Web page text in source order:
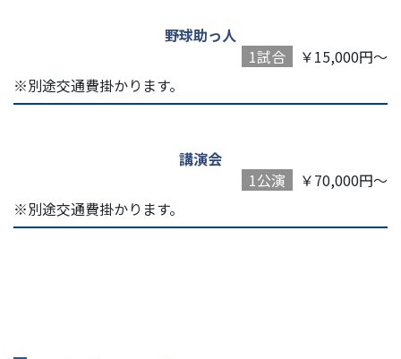
野球助っ人
1試合
￥15,000円～
※別途交通費掛かります。
講演会
1公演
￥70,000円～
※別途交通費掛かります。